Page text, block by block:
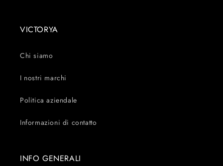
VICTORYA
Chi siamo
I nostri marchi
Politica aziendale
Informazioni di contatto
INFO GENERALI